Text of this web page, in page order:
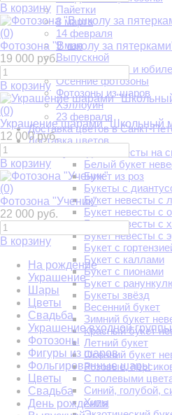
Пайетки
8 марта
14 февраля
9 мая
Выпускной
День Рождения и
Осенние фотозоны
Фотозоны из шаров
Хэллоуин
23 февраля
Доставка цветов в Санкт-
Доставка цветов
Букет для невесты на
Белый букет
Букет из роз
Букеты с
Букет невесты с
Букет невесты с
Букет невесты с
Букет невесты с
Букет с
Букет с каллами
Букет с пионами
Букет с
Букеты звёзд
Весенний букет
Зимний букет
Красный букет
Летний букет
Осенний букет
Розовые,
С полевыми
Синий, голубой,
Хиты
В корзину
(0)
Фотозона "В школу за
19 000 руб.
В корзину
(0)
Украшение шарами "Школьный
12 000 руб.
В корзину
(0)
Фотозона "Ученик"
22 000 руб.
В корзину
На рождение
Украшение
Шары
Цветы
Свадьба
Украшение входной группы
Фотозоны
Фигуры из шаров
Фольгированные шары
Цветы
Свадьба
День рождения